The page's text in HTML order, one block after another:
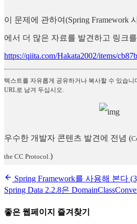
이 문제에 관하여(Spring Framework
에서 더 많은 자료를 발견하고 링크
https://qiita.com/Hakata2002/items/
텍스트를 자유롭게 공유하거나 복사할 수 있습
URL로 남겨 두십시오.
우수한 개발자 콘텐츠 발견에 전념 (
the CC Protocol.)
Spring Framework를 사용해 본다
Spring Data 2.2.8은
좋은 웹페이지 즐겨찾기